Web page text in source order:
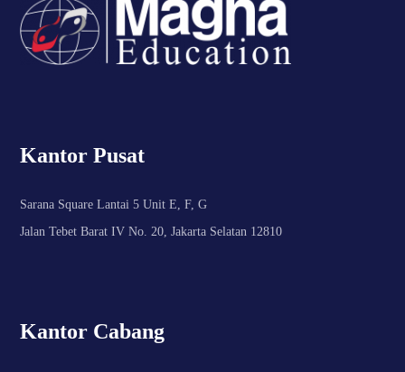
Kantor Pusat
Sarana Square Lantai 5 Unit E, F, G
Jalan Tebet Barat IV No. 20, Jakarta Selatan 12810
Kantor Cabang